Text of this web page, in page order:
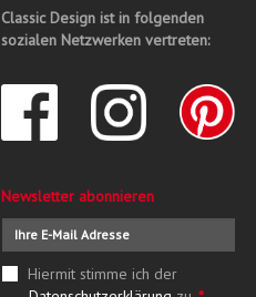
Classic Design ist in folgenden
sozialen Netzwerken vertreten:
Newsletter abonnieren
Hiermit stimme ich der